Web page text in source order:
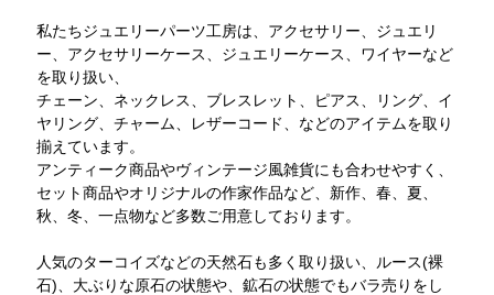
私たちジュエリーパーツ工房は、アクセサリー、ジュエリ
ー、アクセサリーケース、ジュエリーケース、ワイヤーなど
を取り扱い、
チェーン、ネックレス、ブレスレット、ピアス、リング、イ
ヤリング、チャーム、レザーコード、などのアイテムを取り
揃えています。
アンティーク商品やヴィンテージ風雑貨にも合わせやすく、
セット商品やオリジナルの作家作品など、新作、春、夏、
秋、冬、一点物など多数ご用意しております。
人気のターコイズなどの天然石も多く取り扱い、ルース(裸
石)、大ぶりな原石の状態や、鉱石の状態でもバラ売りをし